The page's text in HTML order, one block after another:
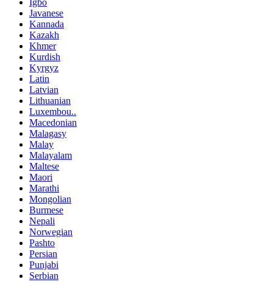
Igbo
Javanese
Kannada
Kazakh
Khmer
Kurdish
Kyrgyz
Latin
Latvian
Lithuanian
Luxembou..
Macedonian
Malagasy
Malay
Malayalam
Maltese
Maori
Marathi
Mongolian
Burmese
Nepali
Norwegian
Pashto
Persian
Punjabi
Serbian